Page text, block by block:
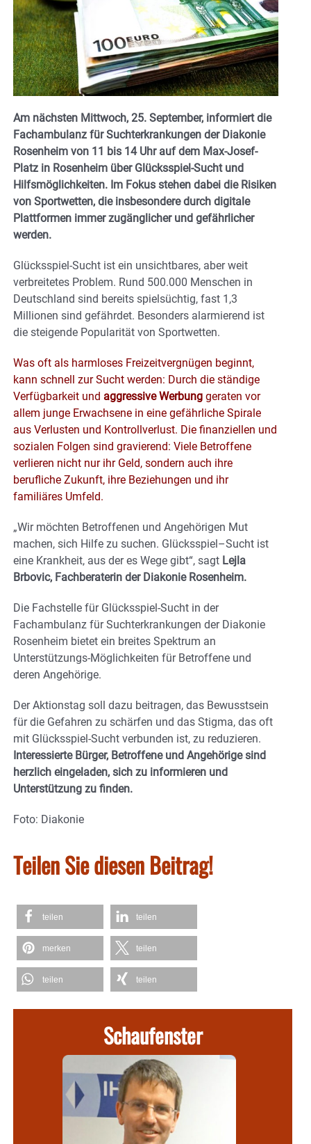
Am nächsten Mittwoch, 25. September, informiert die
Fachambulanz für Suchterkrankungen der Diakonie
Rosenheim von 11 bis 14 Uhr auf dem Max-Josef-
Platz in Rosenheim über Glücksspiel-Sucht und
Hilfsmöglichkeiten. Im Fokus stehen dabei die Risiken
von Sportwetten, die insbesondere durch digitale
Plattformen immer zugänglicher und gefährlicher
werden.
Glücksspiel-Sucht ist ein unsichtbares, aber weit
verbreitetes Problem. Rund 500.000 Menschen in
Deutschland sind bereits spielsüchtig, fast 1,3
Millionen sind gefährdet. Besonders alarmierend ist
die steigende Popularität von Sportwetten.
Was oft als harmloses Freizeitvergnügen beginnt,
kann schnell zur Sucht werden: Durch die ständige
Verfügbarkeit und aggressive Werbung geraten vor
allem junge Erwachsene in eine gefährliche Spirale
aus Verlusten und Kontrollverlust. Die finanziellen und
sozialen Folgen sind gravierend: Viele Betroffene
verlieren nicht nur ihr Geld, sondern auch ihre
berufliche Zukunft, ihre Beziehungen und ihr
familiäres Umfeld.
„Wir möchten Betroffenen und Angehörigen Mut
machen, sich Hilfe zu suchen. Glücksspiel–Sucht ist
eine Krankheit, aus der es Wege gibt“, sagt Lejla
Brbovic, Fachberaterin der Diakonie Rosenheim.
Die Fachstelle für Glücksspiel-Sucht in der
Fachambulanz für Suchterkrankungen der Diakonie
Rosenheim bietet ein breites Spektrum an
Unterstützungs-Möglichkeiten für Betroffene und
deren Angehörige.
Der Aktionstag soll dazu beitragen, das Bewusstsein
für die Gefahren zu schärfen und das Stigma, das oft
mit Glücksspiel-Sucht verbunden ist, zu reduzieren.
Interessierte Bürger, Betroffene und Angehörige sind
herzlich eingeladen, sich zu informieren und
Unterstützung zu finden.
Foto: Diakonie
Teilen Sie diesen Beitrag!
teilen teilen
merken teilen
teilen teilen
Schaufenster